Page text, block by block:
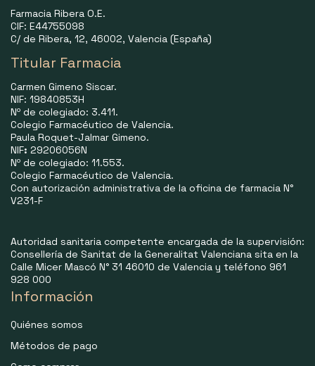
Farmacia Ribera O.E.
CIF: E44755098
C/ de Ribera, 12, 46002, Valencia (España)
Titular Farmacia
Carmen Gimeno Siscar.
NIF: 19840853H
Nº de colegiado: 3.411.
Colegio Farmacéutico de Valencia.
Paula Roquet-Jalmar Gimeno.
NIF: 29206056N
Nº de colegiado: 11.553.
Colegio Farmacéutico de Valencia.
Con autorización administrativa de la oficina de farmacia N°
V231-F
Autoridad sanitaria competente encargada de la supervisión:
Consellería de Sanitat de la Generalitat Valenciana sita en la
Calle Micer Mascó N° 31 46010 de Valencia y teléfono 961
928 000
Información
Quiénes somos
Métodos de pago